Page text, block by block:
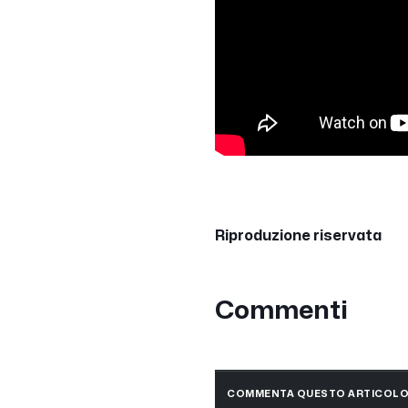
Riproduzione riservata
Commenti
COMMENTA QUESTO ARTICOLO